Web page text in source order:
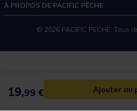
19,99 € Ajouter au
À PROPOS DE PACIFIC PÊCHE
© 2026 PACIFIC PECHE. Tous